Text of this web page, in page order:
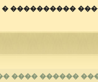
����������
���� ������